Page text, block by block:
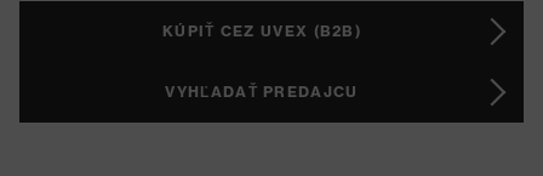
KÚPIŤ CEZ UVEX (B2B)
VYHĽADAŤ PREDAJCU